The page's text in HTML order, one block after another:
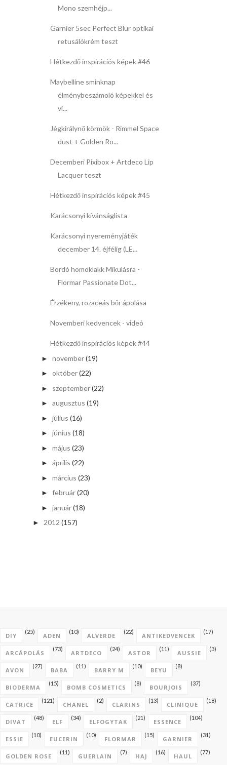
Mono szemhéjp...
Garnier 5sec Perfect Blur optikai
retusálókrém teszt
Hétkezdő inspirációs képek #46
Maybelline sminknap
élménybeszámoló képekkel és
vi...
Jégkirálynő körmök - Rimmel Space
dust + Golden Ro...
Decemberi Pixibox + Artdeco Lip
Lacquer teszt
Hétkezdő inspirációs képek #45
Karácsonyi kívánságlista
Karácsonyi nyereményjáték
december 14. éjfélig (LE...
Bordó homoklakk Mikulásra -
Flormar Passionate Dot...
Érzékeny, rozaceás bőr ápolása
Novemberi kedvencek - videó
Hétkezdő inspirációs képek #44
► november(19)
► október(22)
► szeptember(22)
► augusztus (19)
► július (16)
► június (18)
► május (23)
► április (22)
► március (23)
► február(20)
► január(18)
► 2012 (157)
DIY
(25)
ADEN
(10)
ALVERDE
(22)
ANTIKEDVENCEK
(17)
ARCÁPOLÁS
(73)
ARTDECO
(24)
ASTOR
(11)
AUSSIE
(3)
AVON
(27)
BABA
(11)
BARRY M
(10)
BEYU
(8)
BIODERMA
(15)
BOMB COSMETICS
(8)
BOURJOIS
(37)
CATRICE
(121)
CHANEL
(2)
CLARINS
(13)
CLINIQUE
(18)
DIVAT
(48)
ELF
(34)
ELFOGYTAK
(21)
ESSENCE
(104)
ESSIE
(10)
EUCERIN
(10)
FLORMAR
(15)
GARNIER
(31)
GOLDEN ROSE
(11)
GUERLAIN
(7)
HAJ
(16)
HAUL
(77)